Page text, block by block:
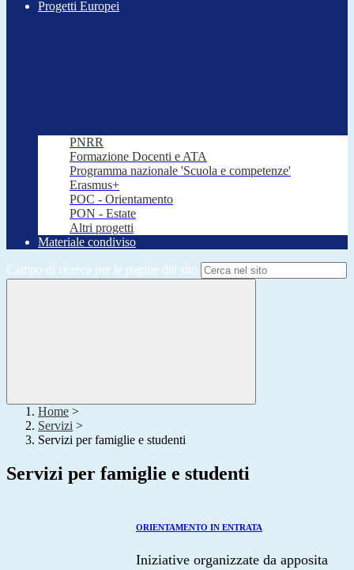
Progetti Europei
PNRR
Formazione Docenti e ATA
Programma nazionale 'Scuola e competenze'
Erasmus+
POC - Orientamento
PON - Estate
Altri progetti
Materiale condiviso
Campo di ricerca per le pagine del sito
Home >
Servizi >
Servizi per famiglie e studenti
Servizi per famiglie e studenti
ORIENTAMENTO IN ENTRATA
Iniziative organizzate da apposita